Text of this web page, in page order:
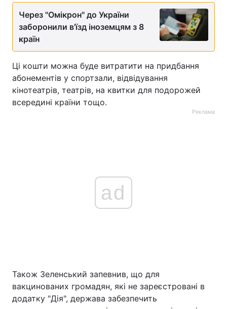
Через "Омікрон" до України
заборонили в'їзд іноземцям з 8
країн
Ці кошти можна буде витратити на придбання
абонементів у спортзали, відвідування
кінотеатрів, театрів, на квитки для подорожей
всередині країни тощо.
Реклама
ad
Також Зеленський запевнив, що для
вакцинованих громадян, які не зареєстровані в
додатку "Дія", держава забезпечить